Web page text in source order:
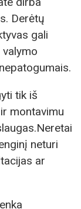
Derėtų
gali
tik iš
montavimu
neturi
ar